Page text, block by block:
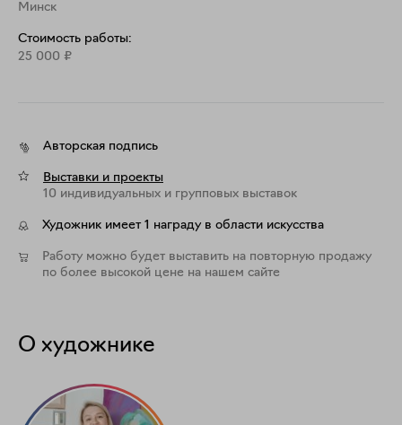
Минск
Стоимость работы:
25 000 ₽
Авторская подпись
Выставки и проекты
10 индивидуальных и групповых выставок
Художник имеет 1 награду в области искусства
Работу можно будет выставить на повторную продажу
по более высокой цене на нашем сайте
О художнике